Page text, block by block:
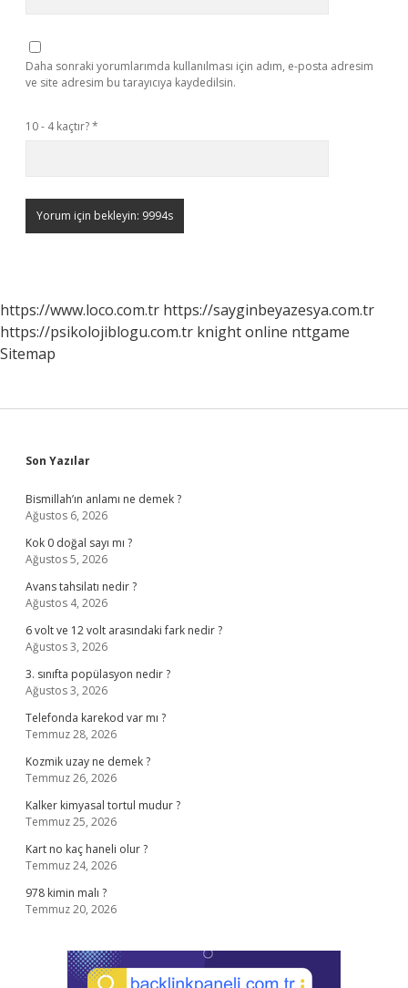
Daha sonraki yorumlarımda kullanılması için adım, e-posta adresim
ve site adresim bu tarayıcıya kaydedilsin.
10 - 4 kaçtır?*
https://www.loco.com.tr https://sayginbeyazesya.com.tr
https://psikolojiblogu.com.tr knight online nttgame
Sitemap
Sidebar
Son Yazılar
Bismillah’ın anlamı ne demek ?
Ağustos 6, 2026
Kok 0 doğal sayı mı ?
Ağustos 5, 2026
Avans tahsilatı nedir ?
Ağustos 4, 2026
6 volt ve 12 volt arasındaki fark nedir ?
Ağustos 3, 2026
3. sınıfta popülasyon nedir ?
Ağustos 3, 2026
Telefonda karekod var mı ?
Temmuz 28, 2026
Kozmik uzay ne demek ?
Temmuz 26, 2026
Kalker kimyasal tortul mudur ?
Temmuz 25, 2026
Kart no kaç haneli olur ?
Temmuz 24, 2026
978 kimin malı ?
Temmuz 20, 2026